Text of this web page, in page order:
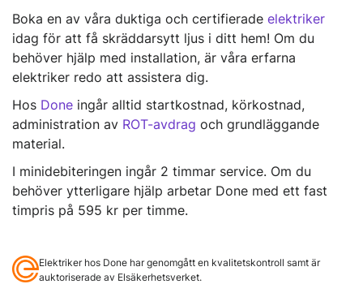
Boka en av våra duktiga och certifierade elektriker
idag för att få skräddarsytt ljus i ditt hem! Om du
behöver hjälp med installation, är våra erfarna
elektriker redo att assistera dig.
Hos Done ingår alltid startkostnad, körkostnad,
administration av ROT-avdrag och grundläggande
material.
I minidebiteringen ingår 2 timmar service. Om du
behöver ytterligare hjälp arbetar Done med ett fast
timpris på 595 kr per timme.
Elektriker hos Done har genomgått en kvalitetskontroll samt är
auktoriserade av Elsäkerhetsverket.